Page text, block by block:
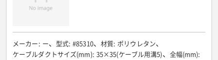
メーカー : ー 型式: #85310 材質: ポリウレタン
ケーブルダクトサイズ(mm): 35×35(ケーブル用溝5) 全幅(mm):